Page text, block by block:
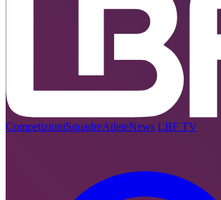
CompetizioniSquadreAtleteNews LBF TV